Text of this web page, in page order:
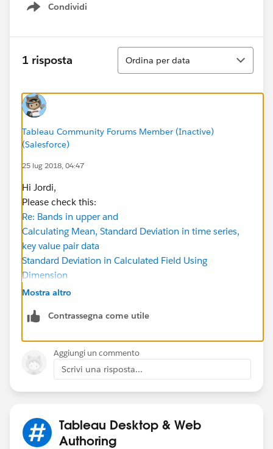
Condividi
Show menu
1 risposta
Ordina
Ordina per data
Tableau Community Forums Member (Inactive)
(Salesforce)
25 lug 2018, 04:47
Hi Jordi,
Please check this:
Re: Bands in upper and
Calculating Mean, Standard Deviation in time series,
key value pair data
Standard Deviation in Calculated Field Using
Dimension
BR,
Mostra altro
Contrassegna come utile
Aggiungi un commento
Scrivi una risposta...
Tableau Desktop & Web
Authoring